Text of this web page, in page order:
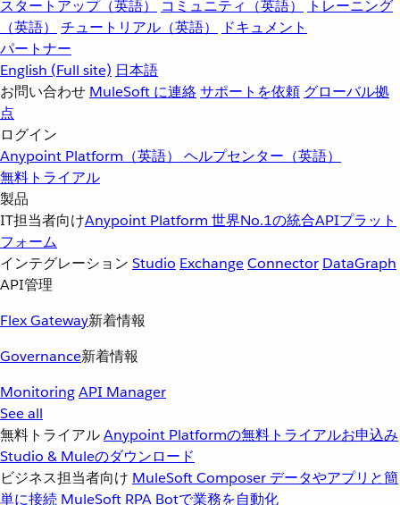
スタートアップ（英語）
コミュニティ（英語）
トレーニング
（英語）
チュートリアル（英語）
ドキュメント
パートナー
English (Full site) 日本語
お問い合わせ MuleSoft に連絡サポートを依頼 グローバル拠
点
ログイン
Anypoint Platform（英語） ヘルプセンター（英語）
無料トライアル
製品
IT担当者向けAnypoint Platform 世界No.1の統合APIプラット
フォーム
インテグレーション Studio ExchangeConnector DataGraph
API管理
Flex Gateway新着情報
Governance新着情報
MonitoringAPI Manager
See all
無料トライアルAnypoint Platformの無料トライアルお申込み
Studio & Muleのダウンロード
ビジネス担当者向け MuleSoft Composer データやアプリと簡
単に接続 MuleSoft RPA Botで業務を自動化